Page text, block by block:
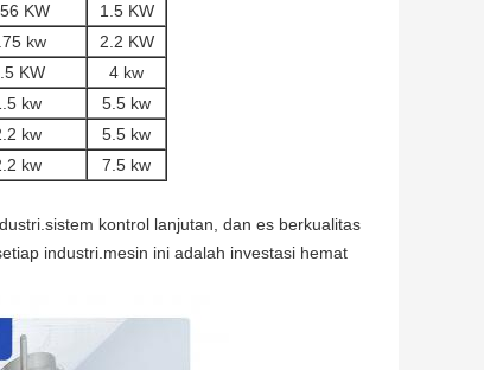
KW
1.5 KW
kw
2.2 KW
KW
4 kw
kw
5.5 kw
kw
5.5 kw
kw 7.5 kw
kontrol lanjutan, dan es berkualitas
industri.mesin ini adalah investasi hemat